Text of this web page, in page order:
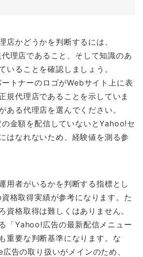
店かどうかを判断するには、
理店であること、そして知識のあ
いることを確認しましょう。
トナーのロゴがWebサイト上に表
規代理店であることを示していま
ある代理店を選んでください。
金額を配信していないとYahoo!セ
はなれないため、経験値を測る参
用者がいるかを判断する指標とし
格取得実績が参考になります。た
資格取得は難しくはありません。
「Yahoo!広告の最新配信メニュー
重要な判断基準になります。な
告の取り扱いがメインのため、